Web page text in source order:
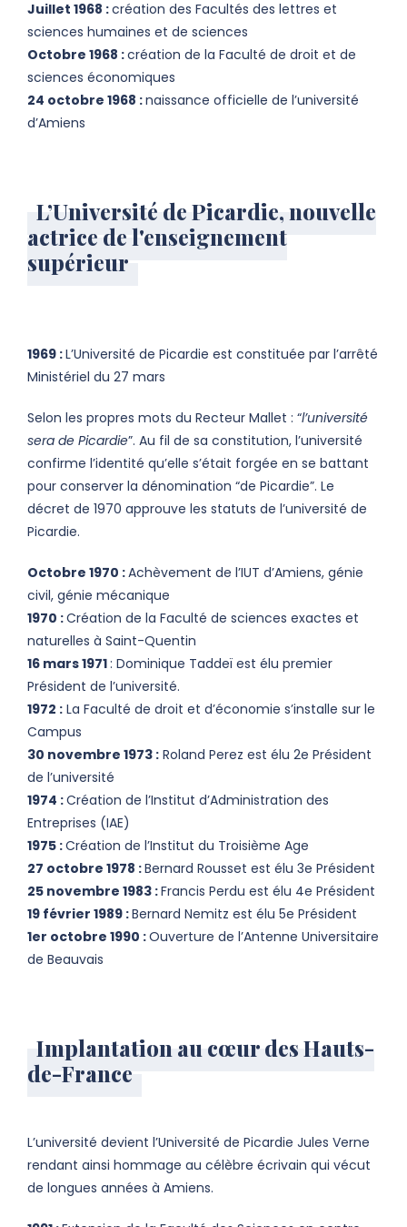
Juillet 1968 :création des Facultés des lettres et
sciences humaines et de sciences
Octobre 1968 :création de la Faculté de droit et de
sciences économiques
24 octobre 1968 :naissance officielle de l’université
d’Amiens
L’Université de Picardie, nouvelle
actrice de l'enseignement
supérieur
1969 :L’Université de Picardie est constituée par l’arrêté
Ministériel du 27 mars
Selon les propres mots du Recteur Mallet : “l’université
sera de Picardie”. Au fil de sa constitution, l’université
confirme l’identité qu’elle s’était forgée en se battant
pour conserver la dénomination “de Picardie”. Le
décret de 1970 approuve les statuts de l’université de
Picardie.
Octobre 1970 :Achèvement de l’IUT d’Amiens, génie
civil, génie mécanique
1970 :Création de la Faculté de sciences exactes et
naturelles à Saint-Quentin
16 mars 1971: Dominique Taddeï est élu premier
Président de l’université.
1972 : La Faculté de droit et d’économie s’installe sur le
Campus
30 novembre 1973 : Roland Perez est élu 2e Président
de l’université
1974 :Création de l’Institut d’Administration des
Entreprises (IAE)
1975 :Création de l’Institut du Troisième Age
27 octobre 1978 :Bernard Rousset est élu 3e Président
25 novembre 1983 :Francis Perdu est élu 4e Président
19 février 1989 :Bernard Nemitz est élu 5e Président
1er octobre 1990 :Ouverture de l’Antenne Universitaire
de Beauvais
Implantation au cœur des Hauts-
de-France
L’université devient l’Université de Picardie Jules Verne
rendant ainsi hommage au célèbre écrivain qui vécut
de longues années à Amiens.